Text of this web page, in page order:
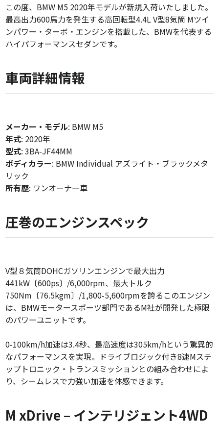
この度、BMW M5 2020年モデルが新規入荷いたしました。
最高出力600馬力を発生する高回転型4.4L V型8気筒 Mツイ
ンパワー・ターボ・エンジンを搭載した、BMWを代表する
ハイパフォーマンスセダンです。
車両詳細情報
メーカー・モデル: BMW M5
年式: 2020年
型式: 3BA-JF44MM
ボディカラー: BMW Individual アズライト・ブラックメタ
リック
所有歴: ワンオーナー車
圧巻のエンジンスペック
V型８気筒DOHCガソリンエンジンで最大出力
441kW〔600ps〕/6,000rpm、最大トルク
750Nm〔76.5kgm〕/1,800-5,600rpmを誇るこのエンジン
は、BMWモータースポーツ部門であるM社が開発した極限
のパワーユニットです。
0-100km/h加速は3.4秒、最高速度は305km/hという驚異的
なパフォーマンスを実現。ドライブロジック付き8速Mステ
ップトロニック・トランスミッションとの組み合わせによ
り、シームレスで力強い加速を体感できます。
M xDrive – インテリジェント4WD